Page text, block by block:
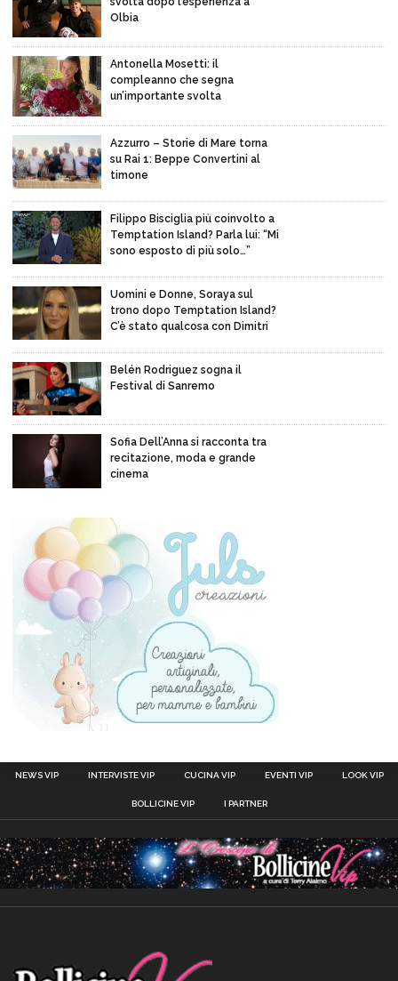
Olbia
Antonella Mosetti: il
compleanno che segna
un’importante svolta
Azzurro – Storie di Mare torna
su Rai 1: Beppe Convertini al
timone
Filippo Bisciglia più coinvolto a
Temptation Island? Parla lui: “Mi
sono esposto di più solo…”
Uomini e Donne, Soraya sul
trono dopo Temptation Island?
C’è stato qualcosa con Dimitri
Belén Rodriguez sogna il
Festival di Sanremo
Sofia Dell’Anna si racconta tra
recitazione, moda e grande
cinema
NEWS VIP INTERVISTE VIP CUCINA VIP EVENTI VIP LOOK VIP
BOLLICINE VIP I PARTNER